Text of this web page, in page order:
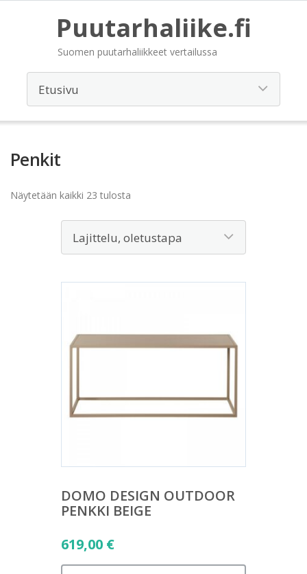
Puutarhaliike.fi
Suomen puutarhaliikkeet vertailussa
Penkit
Näytetään kaikki 23 tulosta
DOMO DESIGN OUTDOOR
PENKKI BEIGE
619,00 €